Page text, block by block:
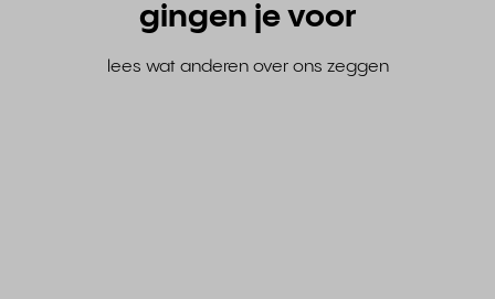
gingen je voor
lees wat anderen over ons zeggen